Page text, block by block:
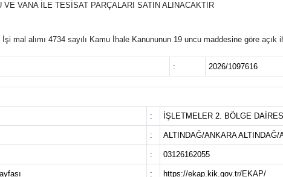
VE VANA İLE TESİSAT PARÇALARI SATIN ALINACAKTIR
mal alımı 4734 sayılı Kamu İhale Kanununun 19 uncu maddesine göre
: 2026/1097616
: İŞLETMELER 2. BÖLGE
: ALTINDAĞ/ANKARA ALTINDAĞ/
: 03126162055
: https://ekap.kik.gov.tr/EKAP/